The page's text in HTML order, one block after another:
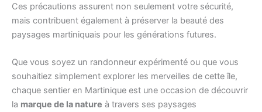
Ces précautions assurent non seulement votre sécurité,
mais contribuent également à préserver la beauté des
paysages martiniquais pour les générations futures.
Que vous soyez un randonneur expérimenté ou que vous
souhaitiez simplement explorer les merveilles de cette île,
chaque sentier en Martinique est une occasion de découvrir
la marque de la nature à travers ses paysages